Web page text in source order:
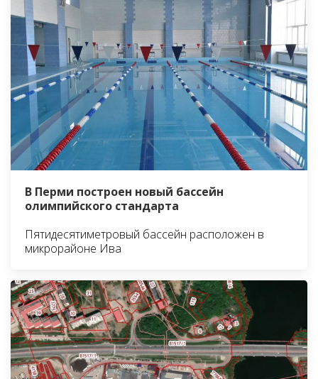
В Перми построен новый бассейн
олимпийского стандарта
Пятидесятиметровый бассейн расположен в
микрорайоне Ива